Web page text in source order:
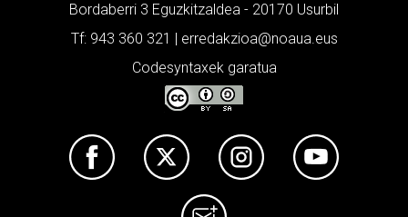
Bordaberri 3 Eguzkitzaldea - 20170 Usurbil
Tf: 943 360 321 | erredakzioa@noaua.eus
Codesyntaxek garatua